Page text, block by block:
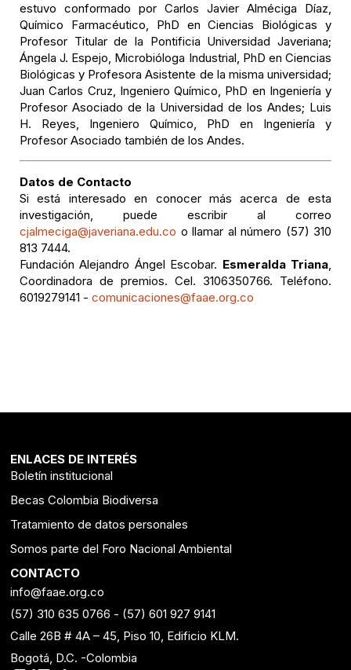
estuvo conformado por Carlos Javier Alméciga Díaz,
Químico Farmacéutico, PhD en Ciencias Biológicas y
Profesor Titular de la Pontificia Universidad Javeriana;
Ángela J. Espejo, Microbióloga Industrial, PhD en Ciencias
Biológicas y Profesora Asistente de la misma universidad;
Juan Carlos Cruz, Ingeniero Químico, PhD en Ingeniería y
Profesor Asociado de la Universidad de los Andes; Luis
H. Reyes, Ingeniero Químico, PhD en Ingeniería y
Profesor Asociado también de los Andes.
Datos de Contacto
Si está interesado en conocer más acerca de esta
investigación, puede escribir al correo
cjalmeciga@javeriana.edu.co o llamar al número (57) 310
813 7444.
Fundación Alejandro Ángel Escobar. Esmeralda Triana,
Coordinadora de premios. Cel. 3106350766. Teléfono.
6019279141 - comunicaciones@faae.org.co
ENLACES DE INTERÉS
Boletín institucional
Becas Colombia Biodiversa
Tratamiento de datos personales
Somos parte del Foro Nacional Ambiental
CONTACTO
info@faae.org.co
(57) 310 635 0766 - (57) 601 927 9141
Calle 26B # 4A – 45, Piso 10, Edificio KLM.
Bogotá, D.C. -Colombia